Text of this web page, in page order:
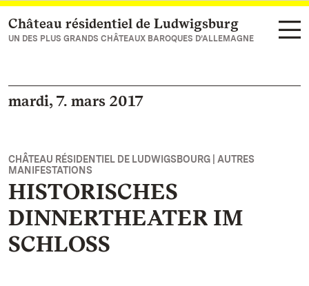
Vers la page d’accueil
Château résidentiel de Ludwigsburg
UN DES PLUS GRANDS CHÂTEAUX BAROQUES D’ALLEMAGNE
mardi, 7. mars 2017
CHÂTEAU RÉSIDENTIEL DE LUDWIGSBOURG | AUTRES
MANIFESTATIONS
HISTORISCHES
DINNERTHEATER IM
SCHLOSS